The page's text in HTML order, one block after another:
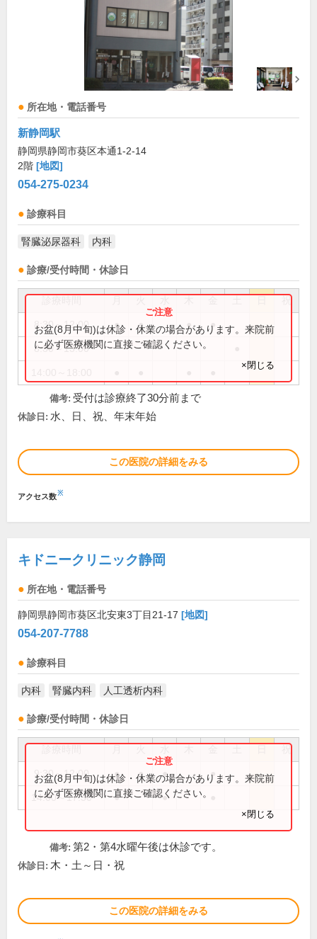
所在地・電話番号
新静岡駅
静岡県静岡市葵区本通1-2-14
2階 [地図]
054-275-0234
診療科目
腎臓泌尿器科 内科
診療/受付時間・休診日
祝
8:30～12:00 ● ● ● ●
8:30～13:00
お盆(8月中旬)は休診・休業の場合があります。来院前
に必ず医療機関に直接ご確認ください。
×閉じる
備考: 受付は診療終了30分前まで
休診日: 水、日、祝、年末年始
この医院の詳細をみる
アクセス数※
キドニークリニック静岡
所在地・電話番号
静岡県静岡市葵区北安東3丁目21-17 [地図]
054-207-7788
診療科目
内科 腎臓内科 人工透析内科
診療/受付時間・休診日
祝
9:30～12:00 ● ● ● ●
14:00～17:30 ● ●
お盆(8月中旬)は休診・休業の場合があります。来院前
に必ず医療機関に直接ご確認ください。
×閉じる
備考: 第2・第4水曜午後は休診です。
休診日: 木・土～日・祝
この医院の詳細をみる